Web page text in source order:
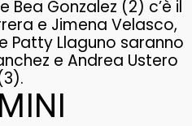
Bea Gonzalez (2) c’è il
e Jimena Velasco,
Patty Llaguno saranno
e Andrea Ustero